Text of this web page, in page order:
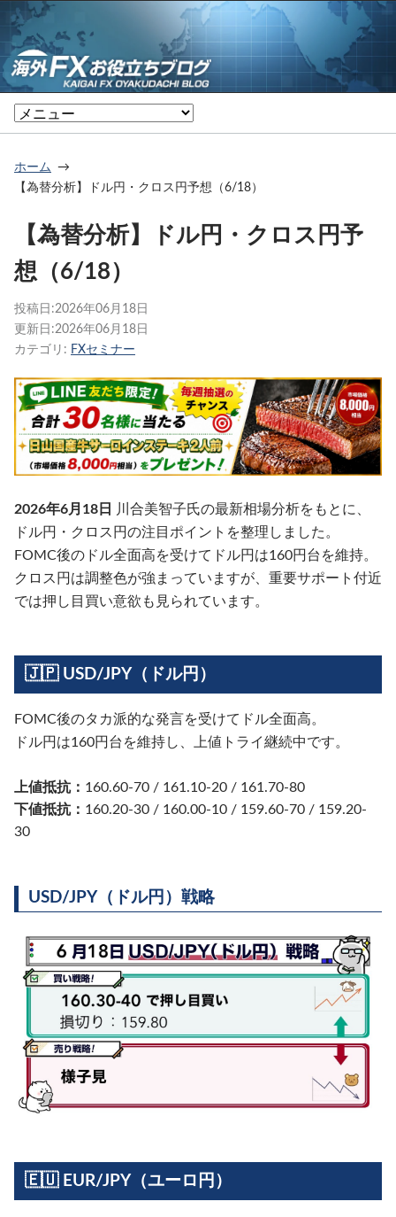
ホーム
【為替分析】ドル円・クロス円予想（6/18）
【為替分析】ドル円・クロス円予
想（6/18）
投稿日:2026年06月18日
更新日:2026年06月18日
カテゴリ: FXセミナー
2026年6月18日
川合美智子氏の最新相場分析をもとに、
ドル円・クロス円の注目ポイントを整理しました。
FOMC後のドル全面高を受けてドル円は160円台を維持。
クロス円は調整色が強まっていますが、重要サポート付近
では押し目買い意欲も見られています。
🇯🇵 USD/JPY（ドル円）
FOMC後のタカ派的な発言を受けてドル全面高。
ドル円は160円台を維持し、上値トライ継続中です。
上値抵抗： 160.60-70 / 161.10-20 / 161.70-80
下値抵抗： 160.20-30 / 160.00-10 / 159.60-70 / 159.20-
30
USD/JPY（ドル円）戦略
🇪🇺 EUR/JPY（ユーロ円）